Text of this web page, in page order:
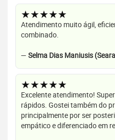
★★★★★
Atendimento muito ágil,
combinado.
— Selma Dias Maniusis
★★★★★
Excelente atendimento!
rápidos. Gostei também do
principalmente por ser
empático e diferenciado em